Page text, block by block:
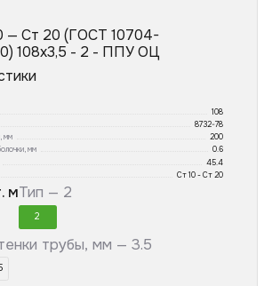
— Ст 20 (ГОСТ 10704-
108x3,5 - 2 - ППУ ОЦ
108
8732-78
мм
200
мм
0.6
45.4
Ст 10 - Ст 20
мТип — 2
2
трубы, мм — 3.5